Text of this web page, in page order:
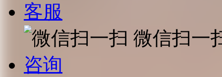
客服
微信扫一
咨询